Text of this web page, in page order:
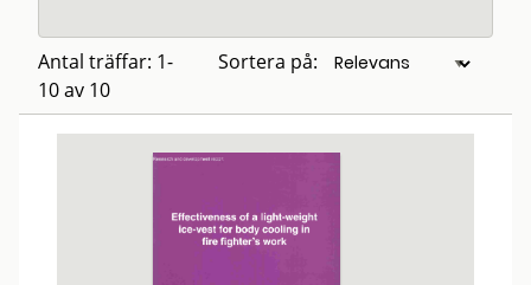
Antal träffar: 1-
10 av 10
Sortera på: